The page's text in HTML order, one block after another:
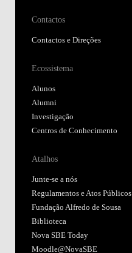
Contactos
Contactos e Direções
Ecossistema
Alunos
Alumni
Investigação
Centros de Conhecimento
Atalhos
Junte-se a nós
Regulamentos e Atos Públicos
Fundação Alfredo de Sousa
Biblioteca
Nova SBE Today
Moodle@NovaSBE